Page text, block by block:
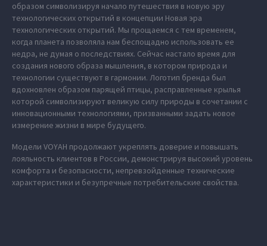
образом символизируя начало путешествия в новую эру
технологических открытий в концепции Новая эра
технологических открытий. Мы прощаемся с тем временем,
когда планета позволяла нам беспощадно использовать ее
недра, не думая о последствиях. Сейчас настало время для
создания нового образа мышления, в котором природа и
технологии существуют в гармонии. Логотип бренда был
вдохновлен образом парящей птицы, расправленные крылья
которой символизируют великую силу природы в сочетании с
инновационными технологиями, призванными задать новое
измерение жизни в мире будущего.
Модели VOYAH продолжают укреплять доверие и повышать
лояльность клиентов в России, демонстрируя высокий уровень
комфорта и безопасности, непревзойденные технические
характеристики и безупречные потребительские свойства.